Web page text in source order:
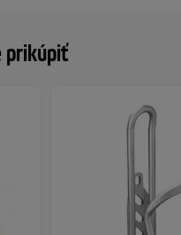
prikúpiť